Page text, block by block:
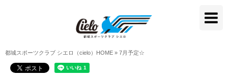
都城スポーツクラブ シエロ（cielo）HOME » 7月予定☆